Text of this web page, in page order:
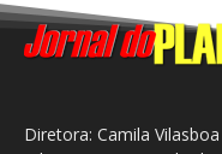
Diretora: Camila Vilasboa